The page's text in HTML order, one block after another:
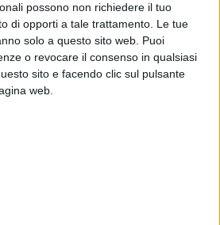
possono non richiedere il tuo
di opporti a tale trattamento. Le tue
solo a questo sito web. Puoi
o revocare il consenso in qualsiasi
sito e facendo clic sul pulsante
web.
battuta di pesca, i due tranesi
il bellissimo esemplare. Le
sul profilo Facebook